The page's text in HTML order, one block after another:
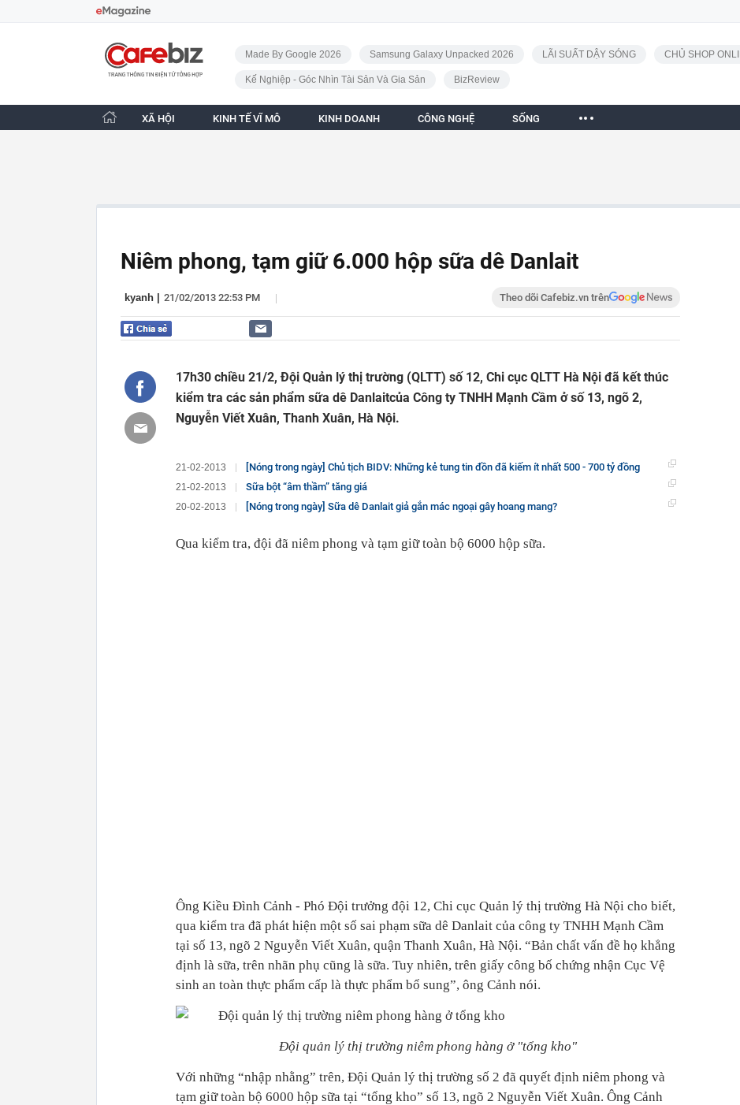
CafeBiz - Trang chủ
Made By Google 2026 Samsung Galaxy Unpacked 2026 LÃI SUẤT DẬY SÓNG CHỦ SHOP
Kế Nghiệp - Góc Nhìn Tài Sản Và Gia Sản BizReview
XÃ HỘI KINH TẾ VĨ MÔ KINH DOANH CÔNG NGHỆ SỐNG
Niêm phong, tạm giữ 6.000 hộp sữa dê Danlait
kyanh 21/02/2013 22:53 PM | Theo dõi Cafebiz.vn trên
17h30 chiều 21/2, Đội Quản lý thị trường (QLTT) số 12, Chi cục QLTT Hà Nội đã kết thúc
kiểm tra các sản phẩm sữa dê Danlaitcủa Công ty TNHH Mạnh Cầm ở số 13, ngõ 2,
Nguyễn Viết Xuân, Thanh Xuân, Hà Nội.
21-02-2013 [Nóng trong ngày] Chủ tịch BIDV: Những kẻ tung tin đồn đã kiếm ít nhất 500 - 700 tỷ đồng
21-02-2013 Sữa bột “âm thầm” tăng giá
20-02-2013 [Nóng trong ngày] Sữa dê Danlait giả gắn mác ngoại gây hoang mang?
Qua kiểm tra, đội đã niêm phong và tạm giữ toàn bộ 6000 hộp sữa.
Ông Kiều Đình Cảnh - Phó Đội trưởng đội 12, Chi cục Quản lý thị trường Hà Nội cho biết,
qua kiểm tra đã phát hiện một số sai phạm sữa dê Danlait của công ty TNHH Mạnh Cầm
tại số 13, ngõ 2 Nguyễn Viết Xuân, quận Thanh Xuân, Hà Nội. “Bản chất vấn đề họ khẳng
định là sữa, trên nhãn phụ cũng là sữa. Tuy nhiên, trên giấy công bố chứng nhận Cục Vệ
sinh an toàn thực phẩm cấp là thực phẩm bổ sung”, ông Cảnh nói.
Đội quản lý thị trường niêm phong hàng ở "tổng kho"
Với những “nhập nhằng” trên, Đội Quản lý thị trường số 2 đã quyết định niêm phong và
tạm giữ toàn bộ 6000 hộp sữa tại “tổng kho” số 13, ngõ 2 Nguyễn Viết Xuân. Ông Cảnh